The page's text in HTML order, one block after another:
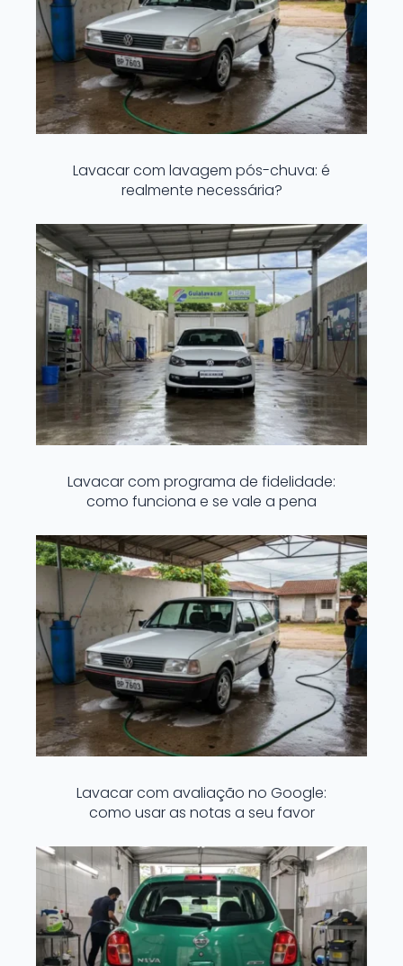
Lavacar com lavagem pós-chuva: é
realmente necessária?
Lavacar com programa de fidelidade:
como funciona e se vale a pena
Lavacar com avaliação no Google:
como usar as notas a seu favor